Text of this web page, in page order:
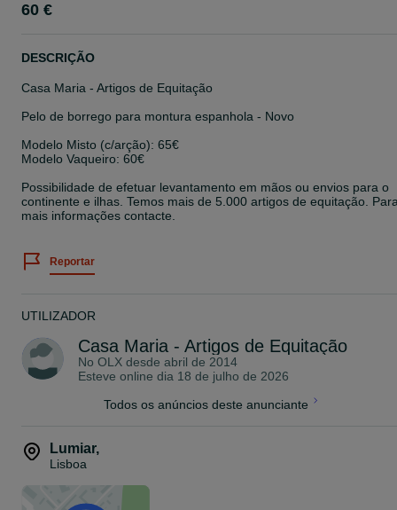
60 €
DESCRIÇÃO
Casa Maria - Artigos de Equitação
Pelo de borrego para montura espanhola - Novo
Modelo Misto (c/arção): 65€
Modelo Vaqueiro: 60€
Possibilidade de efetuar levantamento em mãos ou envios para o
continente e ilhas. Temos mais de 5.000 artigos de equitação.
mais informações contacte.
Reportar
UTILIZADOR
Casa Maria - Artigos de Equitação
No OLX desde abril de 2014
Esteve online dia 18 de julho de 2026
Todos os anúncios deste anunciante
Lumiar,
Lisboa